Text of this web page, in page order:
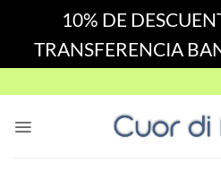
10% DE
TRANSFERENCIA
to